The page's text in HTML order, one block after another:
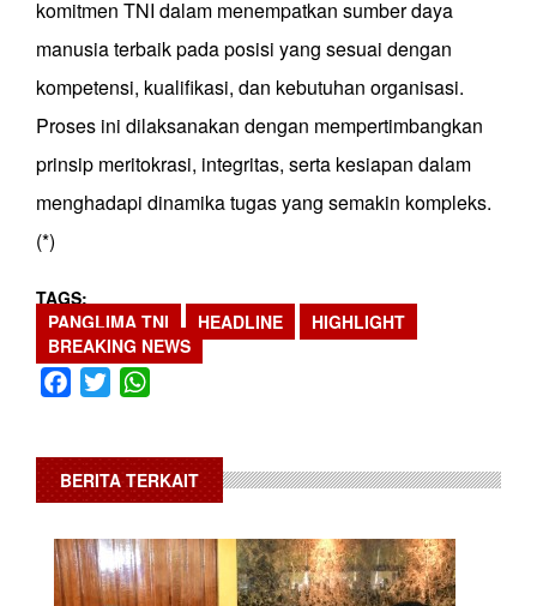
komitmen TNI dalam menempatkan sumber daya
manusia terbaik pada posisi yang sesuai dengan
kompetensi, kualifikasi, dan kebutuhan organisasi.
Proses ini dilaksanakan dengan mempertimbangkan
prinsip meritokrasi, integritas, serta kesiapan dalam
menghadapi dinamika tugas yang semakin kompleks.
(*)
TAGS
PANGLIMA TNI
HEADLINE
HIGHLIGHT
BREAKING NEWS
Facebook
Twitter
BERITA TERKAIT